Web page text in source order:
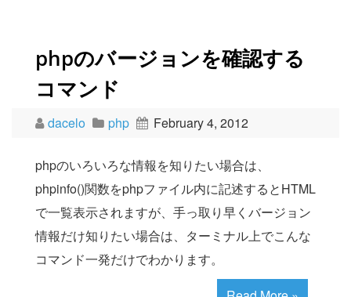
phpのバージョンを確認する
コマンド
dacelo php February 4, 2012
phpのいろいろな情報を知りたい場合は、
phpinfo()関数をphpファイル内に記述するとHTML
で一覧表示されますが、手っ取り早くバージョン
情報だけ知りたい場合は、ターミナル上でこんな
コマンド一発だけでわかります。